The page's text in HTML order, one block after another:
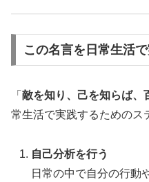
この名言を日常生活
「 敵を知り、己を知らば、
常生活で実践するためのス
自己分析を行う
日常の中で自分の行動